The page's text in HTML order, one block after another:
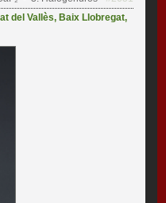
del Vallès, Baix Llobregat,